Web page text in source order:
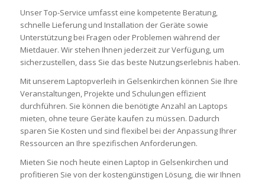
Unser Top-Service umfasst eine kompetente Beratung,
schnelle Lieferung und Installation der Geräte sowie
Unterstützung bei Fragen oder Problemen während der
Mietdauer. Wir stehen Ihnen jederzeit zur Verfügung, um
sicherzustellen, dass Sie das beste Nutzungserlebnis haben.
Mit unserem Laptopverleih in Gelsenkirchen können Sie Ihre
Veranstaltungen, Projekte und Schulungen effizient
durchführen. Sie können die benötigte Anzahl an Laptops
mieten, ohne teure Geräte kaufen zu müssen. Dadurch
sparen Sie Kosten und sind flexibel bei der Anpassung Ihrer
Ressourcen an Ihre spezifischen Anforderungen.
Mieten Sie noch heute einen Laptop in Gelsenkirchen und
profitieren Sie von der kostengünstigen Lösung, die wir Ihnen